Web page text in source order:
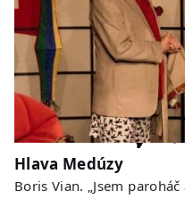
Hlava Medúzy
Boris Vian. „Jsem